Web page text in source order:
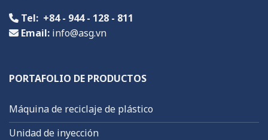
Tel: +84 - 944 - 128 - 811
Email: info@asg.vn
PORTAFOLIO DE PRODUCTOS
Máquina de reciclaje de plástico
Unidad de inyección